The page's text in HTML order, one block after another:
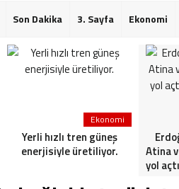
Son Dakika 3. Sayfa Ekonomi
Ekonomi
Yerli hızlı tren güneş
enerjisiyle üretiliyor.
Atina
yol